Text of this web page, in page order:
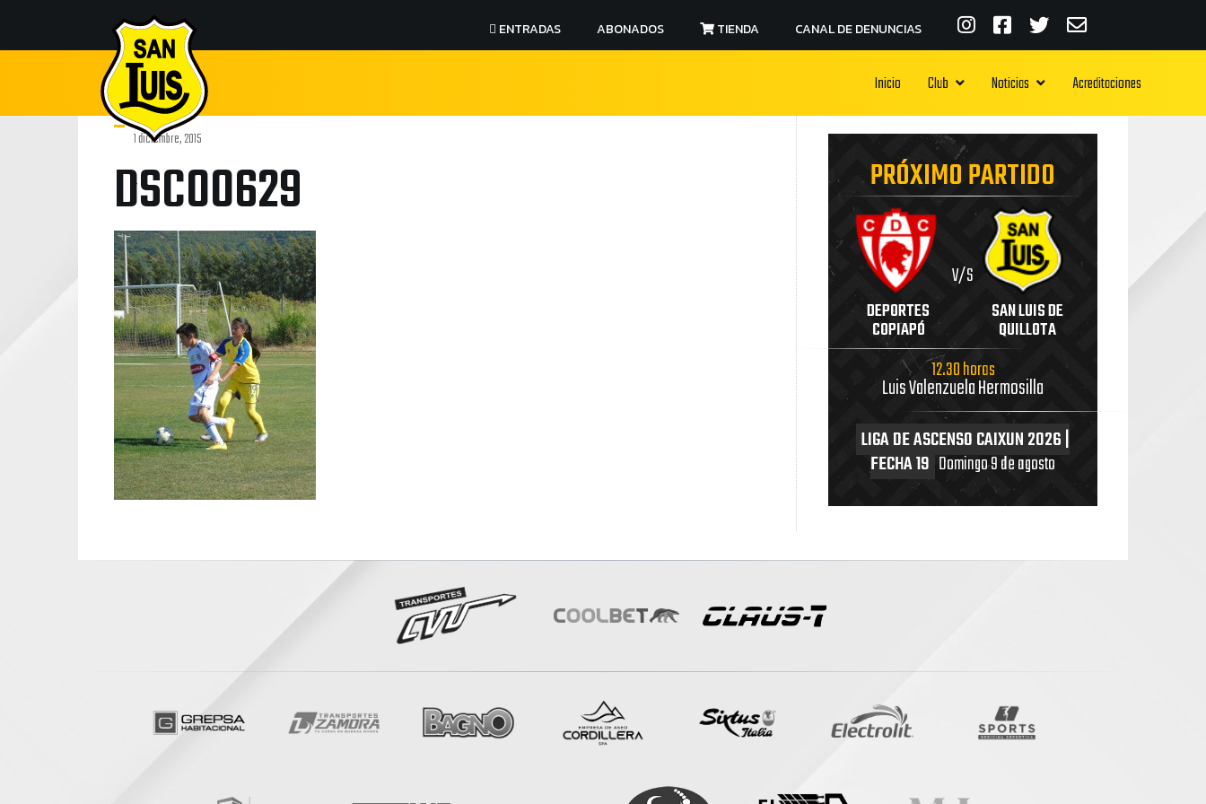
ENTRADAS ABONADOS TIENDA CANAL DE DENUNCIAS
Inicio Club Noticias Acreditaciones
1 diciembre, 2015
DSC00629 PRÓXIMO PARTIDO
DEPORTES
COPIAPÓ
V/S
SAN LUIS DE
QUILLOTA
12.30 horas
Luis Valenzuela Hermosilla
LIGA DE ASCENSO CAIXUN 2026 |
FECHA 19 Domingo 9 de agosto